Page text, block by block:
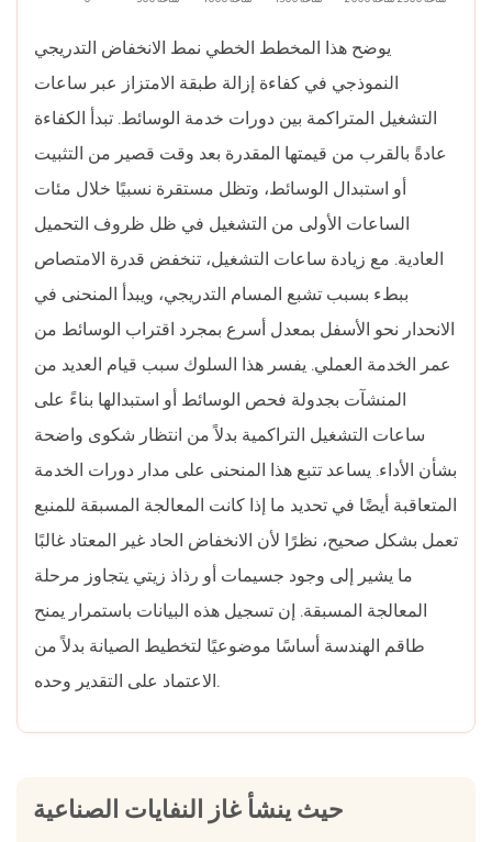
14.3
هل
يمكن
الجمع
الامتزاز
والأكسدة
الحرارية
في
نظام
واحد؟
كم
مرة
تحتاج
وسائط
الامتزاز
الاهتمام
14.5
لماذا
تعتبر
المسبقة
كانت
يوضح هذا المخطط الخطي نمط الانخفاض التدريجي
النموذجي في كفاءة إزالة طبقة الامتزاز عبر ساعات
التشغيل المتراكمة بين دورات خدمة الوسائط. تبدأ الكفاءة
عادةً بالقرب من قيمتها المقدرة بعد وقت قصير من التثبيت
أو استبدال الوسائط، وتظل مستقرة نسبيًا خلال مئات
الساعات الأولى من التشغيل في ظل ظروف التحميل
العادية. مع زيادة ساعات التشغيل، تنخفض قدرة الامتصاص
ببطء بسبب تشبع المسام التدريجي، ويبدأ المنحنى في
الانحدار نحو الأسفل بمعدل أسرع بمجرد اقتراب الوسائط من
عمر الخدمة العملي. يفسر هذا السلوك سبب قيام العديد من
المنشآت بجدولة فحص الوسائط أو استبدالها بناءً على
ساعات التشغيل التراكمية بدلاً من انتظار شكوى واضحة
بشأن الأداء. يساعد تتبع هذا المنحنى على مدار دورات الخدمة
المتعاقبة أيضًا في تحديد ما إذا كانت المعالجة المسبقة للمنبع
تعمل بشكل صحيح، نظرًا لأن الانخفاض الحاد غير المعتاد غالبًا
ما يشير إلى وجود جسيمات أو رذاذ زيتي يتجاوز مرحلة
المعالجة المسبقة. إن تسجيل هذه البيانات باستمرار يمنح
طاقم الهندسة أساسًا موضوعيًا لتخطيط الصيانة بدلاً من
الاعتماد على التقدير وحده.
حيث ينشأ غاز النفايات الصناعية